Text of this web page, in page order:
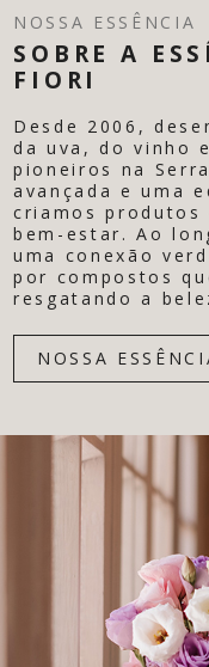
NOSSA ESSÊNCIA
SOBRE A
FIORI
Desde 2006,
da uva, do vinho
pioneiros na
avançada e uma
criamos produtos
bem-estar. Ao
uma conexão
por compostos
resgatando a
NOSSA